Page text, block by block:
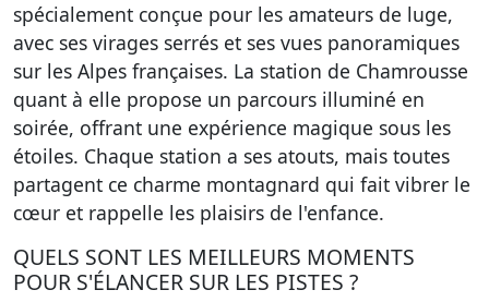
spécialement conçue pour les amateurs de luge,
avec ses virages serrés et ses vues panoramiques
sur les Alpes françaises. La station de Chamrousse
quant à elle propose un parcours illuminé en
soirée, offrant une expérience magique sous les
étoiles. Chaque station a ses atouts, mais toutes
partagent ce charme montagnard qui fait vibrer le
cœur et rappelle les plaisirs de l'enfance.
QUELS SONT LES MEILLEURS MOMENTS
POUR S'ÉLANCER SUR LES PISTES ?